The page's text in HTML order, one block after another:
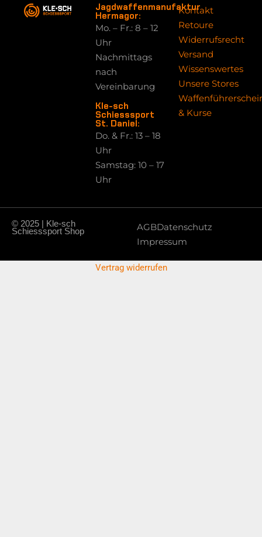
Jagdwaffenmanufaktur
Hermagor:
Mo. – Fr.: 8 – 12
Uhr
Nachmittags
nach
Vereinbarung
Kle-sch
Schiesssport
St. Daniel:
Do. & Fr.: 13 – 18
Uhr
Samstag: 10 – 17
Uhr
Kontakt
Retoure
Widerrufsrecht
Versand
Wissenswertes
Unsere Stores
& Kurse
© 2025 | Kle-sch
Schiesssport Shop AGBDatenschutz
Impressum
Vertrag widerrufen